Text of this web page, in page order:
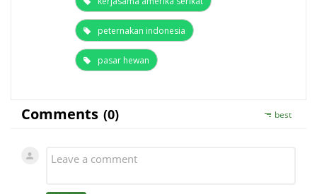
peternakan indonesia
pasar hewan